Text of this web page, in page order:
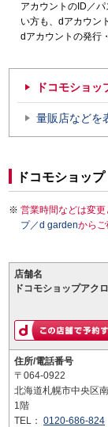
アカウントのID／
い方も、dアカウン
dアカウントの発行
ドコモショッ
量販店などを
ドコモショップ
営業時間などは変
プ／d gardenからご
店舗名
ドコモショップアク
住所/電話番号
〒064-0922
北海道札幌市中央区
1階
TEL： 0120-686-824